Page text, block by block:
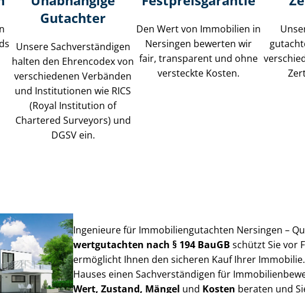
Gutachter
Unsere Sach­ver­stän­di­gen
halten den Ehrencodex von
verschiedenen Verbänden
und Institutionen wie RICS
(Royal Institution of
Chartered Surveyors) und
DGSV ein.
Den Wert von Immobilien in
Nersingen bewerten wir
fair, transparent und ohne
versteckte Kosten.
Ingenieure für Im­mo­bi­li­en­gut­ach­ten Nersingen –
wert­gut­ach­ten nach § 194 BauGB schützt Sie vor
ermöglicht Ihnen den sicheren Kauf Ihrer
Hauses einen Sach­ver­stän­di­gen für
Wert, Zustand, Mängel und Kosten beraten und